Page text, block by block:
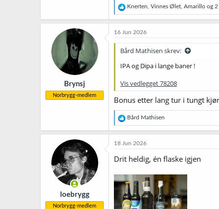
R
e
a
j
o
e
:
Knerten Vinnes Ølet Amarillo og 2
Brynsj
Norbrygg-medlem
16 Jun 2026
Bård Mathisen skrev:
IPA og Dipa i lange baner !
Vis vedlegget 78208
Bonus etter lang tur i tungt
R
e
a
o
e
r
:
Bård Mathisen
loebrygg
Norbrygg-medlem
18 Jun 2026
Drit heldig, én flaske igjen